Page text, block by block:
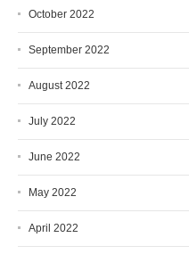
October 2022
September 2022
August 2022
July 2022
June 2022
May 2022
April 2022